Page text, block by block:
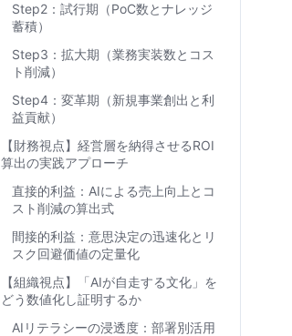
Step2：試行期（PoC数とナレッジ
蓄積）
Step3：拡大期（業務実装数とコス
ト削減）
Step4：変革期（新規事業創出と利
益貢献）
【財務視点】経営層を納得させるROI
算出の実践アプローチ
直接的利益：AIによる売上向上とコ
スト削減の算出式
間接的利益：意思決定の迅速化とリ
スク回避価値の定量化
【組織視点】「AIが自走する文化」を
どう数値化し証明するか
AIリテラシーの浸透度：部署別活用